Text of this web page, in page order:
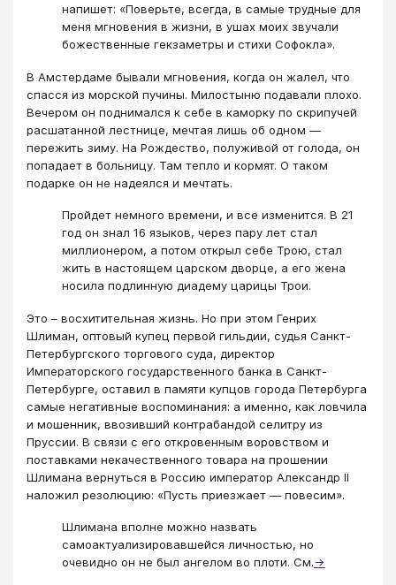
напишет: «Поверьте, всегда, в самые трудные для
меня мгновения в жизни, в ушах моих звучали
божественные гекзаметры и стихи Софокла».
В Амстердаме бывали мгновения, когда он жалел, что
спасся из морской пучины. Милостыню подавали плохо.
Вечером он поднимался к себе в каморку по скрипучей
расшатанной лестнице, мечтая лишь об одном —
пережить зиму. На Рождество, полуживой от голода, он
попадает в больницу. Там тепло и кормят. О таком
подарке он не надеялся и мечтать.
Пройдет немного времени, и все изменится. В 21
год он знал 16 языков, через пару лет стал
миллионером, а потом открыл себе Трою, стал
жить в настоящем царском дворце, а его жена
носила подлинную диадему царицы Трои.
Это – восхитительная жизнь. Но при этом Генрих
Шлиман, оптовый купец первой гильдии, судья Санкт-
Петербургского торгового суда, директор
Императорского государственного банка в Санкт-
Петербурге, оставил в памяти купцов города Петербурга
самые негативные воспоминания: а именно, как ловчила
и мошенник, ввозивший контрабандой селитру из
Пруссии. В связи с его откровенным воровством и
поставками некачественного товара на прошении
Шлимана вернуться в Россию император Александр II
наложил резолюцию: «Пусть приезжает — повесим».
Шлимана вполне можно назвать
самоактуализировавшейся личностью, но
очевидно он не был ангелом во плоти. См.→